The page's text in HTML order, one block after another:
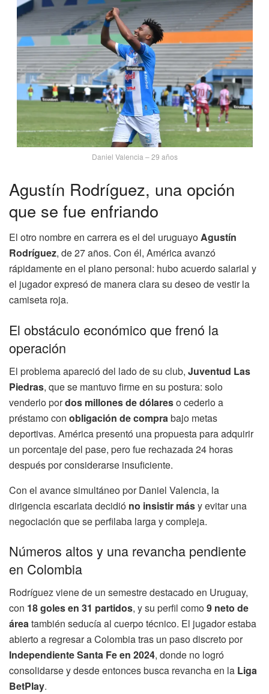
Daniel Valencia – 29 años
Agustín Rodríguez, una opción
que se fue enfriando
El otro nombre en carrera es el del uruguayoAgustín
Rodríguez, de 27 años. Con él, América avanzó
rápidamente en el plano personal: hubo acuerdo salarial y
el jugador expresó de manera clara su deseo de vestir la
camiseta roja.
El obstáculo económico que frenó la
operación
El problema apareció del lado de su club, Juventud Las
Piedras, que se mantuvo firme en su postura: solo
venderlo pordos millones de dólareso cederlo a
préstamo con obligación de comprabajo metas
deportivas. América presentó una propuesta para adquirir
un porcentaje del pase, pero fue rechazada 24 horas
después por considerarse insuficiente.
Con el avance simultáneo por Daniel Valencia, la
dirigencia escarlata decidió no insistir másy evitar una
negociación que se perfilaba larga y compleja.
Números altos y una revancha pendiente
en Colombia
Rodríguez viene de un semestre destacado en Uruguay,
con 18 goles en 31 partidos, y su perfil como9 neto de
áreatambién seducía al cuerpo técnico. El jugador estaba
abierto a regresar a Colombia tras un paso discreto por
Independiente Santa Fe en 2024, donde no logró
consolidarse y desde entonces busca revancha en la Liga
BetPlay.